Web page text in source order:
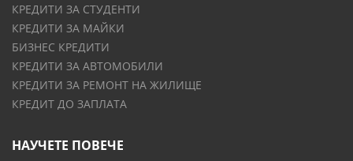
КРЕДИТИ ЗА СТУДЕНТИ
КРЕДИТИ ЗА МАЙКИ
БИЗНЕС КРЕДИТИ
КРЕДИТИ ЗА АВТОМОБИЛИ
КРЕДИТИ ЗА РЕМОНТ НА ЖИЛИЩЕ
КРЕДИТ ДО ЗАПЛАТА
НАУЧЕТЕ ПОВЕЧЕ